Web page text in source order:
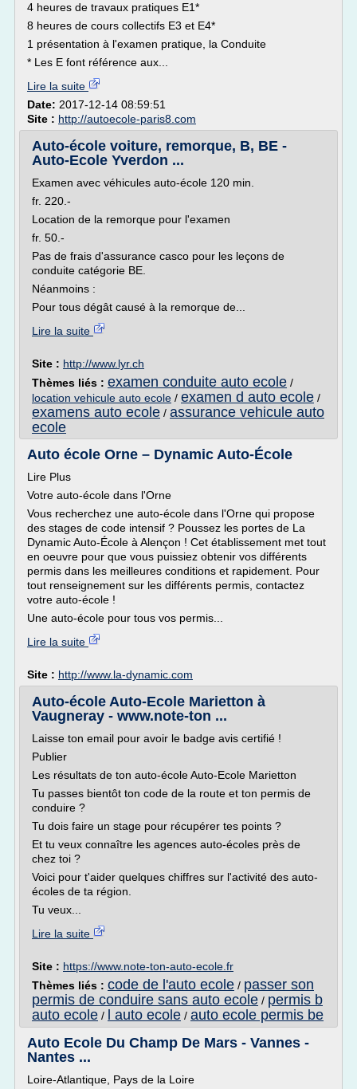
4 heures de travaux pratiques E1*
8 heures de cours collectifs E3 et E4*
1 présentation à l'examen pratique, la Conduite
* Les E font référence aux...
Lire la suite
Date: 2017-12-14 08:59:51
Site : http://autoecole-paris8.com
Auto-école voiture, remorque, B, BE -
Auto-Ecole Yverdon ...
Examen avec véhicules auto-école 120 min.
fr. 220.-
Location de la remorque pour l'examen
fr. 50.-
Pas de frais d'assurance casco pour les leçons de
conduite catégorie BE.
Néanmoins :
Pour tous dégât causé à la remorque de...
Lire la suite
Site : http://www.lyr.ch
Thèmes liés : examen conduite auto ecole /
location vehicule auto ecole / examen d auto ecole /
examens auto ecole / assurance vehicule auto
ecole
Auto école Orne – Dynamic Auto-École
Lire Plus
Votre auto-école dans l'Orne
Vous recherchez une auto-école dans l'Orne qui propose
des stages de code intensif ? Poussez les portes de La
Dynamic Auto-École à Alençon ! Cet établissement met tout
en oeuvre pour que vous puissiez obtenir vos différents
permis dans les meilleures conditions et rapidement. Pour
tout renseignement sur les différents permis, contactez
votre auto-école !
Une auto-école pour tous vos permis...
Lire la suite
Site : http://www.la-dynamic.com
Auto-école Auto-Ecole Marietton à
Vaugneray - www.note-ton ...
Laisse ton email pour avoir le badge avis certifié !
Publier
Les résultats de ton auto-école Auto-Ecole Marietton
Tu passes bientôt ton code de la route et ton permis de
conduire ?
Tu dois faire un stage pour récupérer tes points ?
Et tu veux connaître les agences auto-écoles près de
chez toi ?
Voici pour t'aider quelques chiffres sur l'activité des auto-
écoles de ta région.
Tu veux...
Lire la suite
Site : https://www.note-ton-auto-ecole.fr
Thèmes liés : code de l'auto ecole / passer son
permis de conduire sans auto ecole / permis b
auto ecole / l auto ecole / auto ecole permis be
Auto Ecole Du Champ De Mars - Vannes -
Nantes ...
Loire-Atlantique, Pays de la Loire